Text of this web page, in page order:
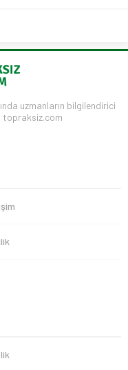
uzmanların bilgilendirici
topraksiz.com